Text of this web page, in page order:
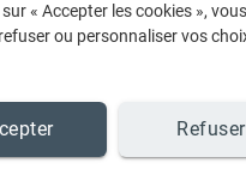
« Accepter les cookies »,
ou personnaliser vos
Refuser